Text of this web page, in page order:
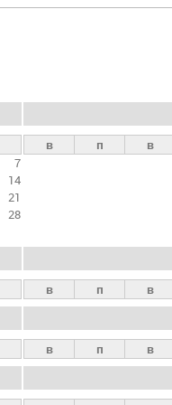
7
14
21
28
в п в
в п в
в п в